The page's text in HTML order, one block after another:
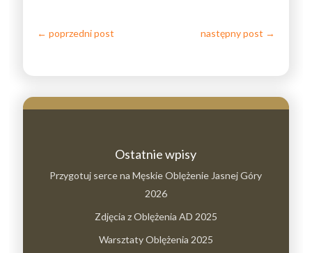
←poprzedni post następny post →
Ostatnie wpisy
Przygotuj serce na Męskie Oblężenie Jasnej Góry
2026
Zdjęcia z Oblężenia AD 2025
Warsztaty Oblężenia 2025